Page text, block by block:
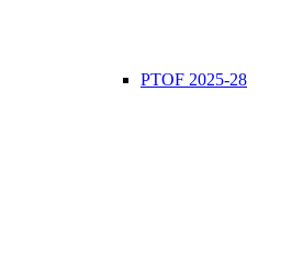
PTOF 2025-28